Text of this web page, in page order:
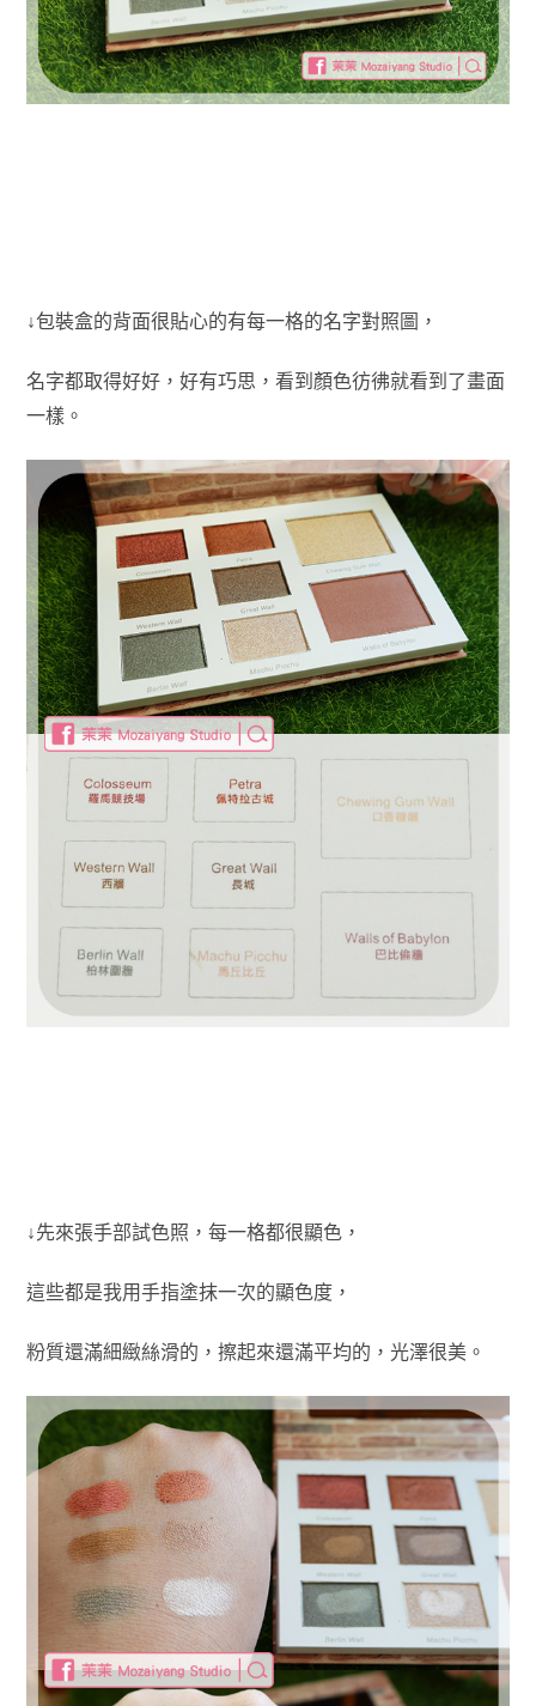
↓包裝盒的背面很貼心的有每一格的名字對照圖，
名字都取得好好，好有巧思，看到顏色彷彿就看到了畫面
一樣。
↓先來張手部試色照，每一格都很顯色，
這些都是我用手指塗抹一次的顯色度，
粉質還滿細緻絲滑的，擦起來還滿平均的， 光澤很美。